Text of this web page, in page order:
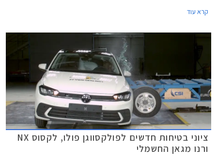
קרא עוד
ציוני בטיחות חדשים לפולקסווגן פולו, לקסוס NX
ורנו מגאן החשמלי